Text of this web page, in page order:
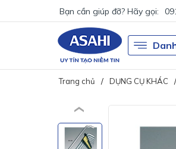
Bạn cần giúp đỡ? Hãy gọi:
Trang chủ DỤNG CỤ KHÁC